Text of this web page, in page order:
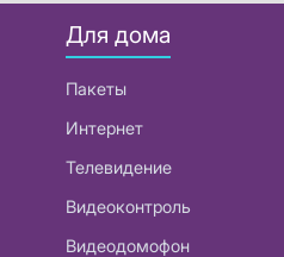
Для дома
Пакеты
Интернет
Телевидение
Видеоконтроль
Видеодомофон